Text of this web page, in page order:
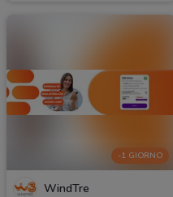
-1 GIORNO
WindTre